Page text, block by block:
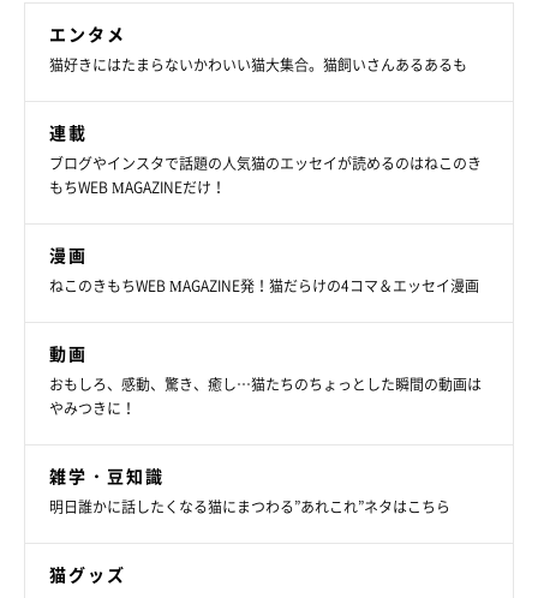
エンタメ
猫好きにはたまらないかわいい猫大集合。猫飼いさんあるあるも
連載
ブログやインスタで話題の人気猫のエッセイが読めるのはねこのき
もちWEB MAGAZINEだけ！
漫画
ねこのきもちWEB MAGAZINE発！猫だらけの4コマ＆エッセイ漫画
動画
おもしろ、感動、驚き、癒し…猫たちのちょっとした瞬間の動画は
やみつきに！
雑学・豆知識
明日誰かに話したくなる猫にまつわる”あれこれ”ネタはこちら
猫グッズ